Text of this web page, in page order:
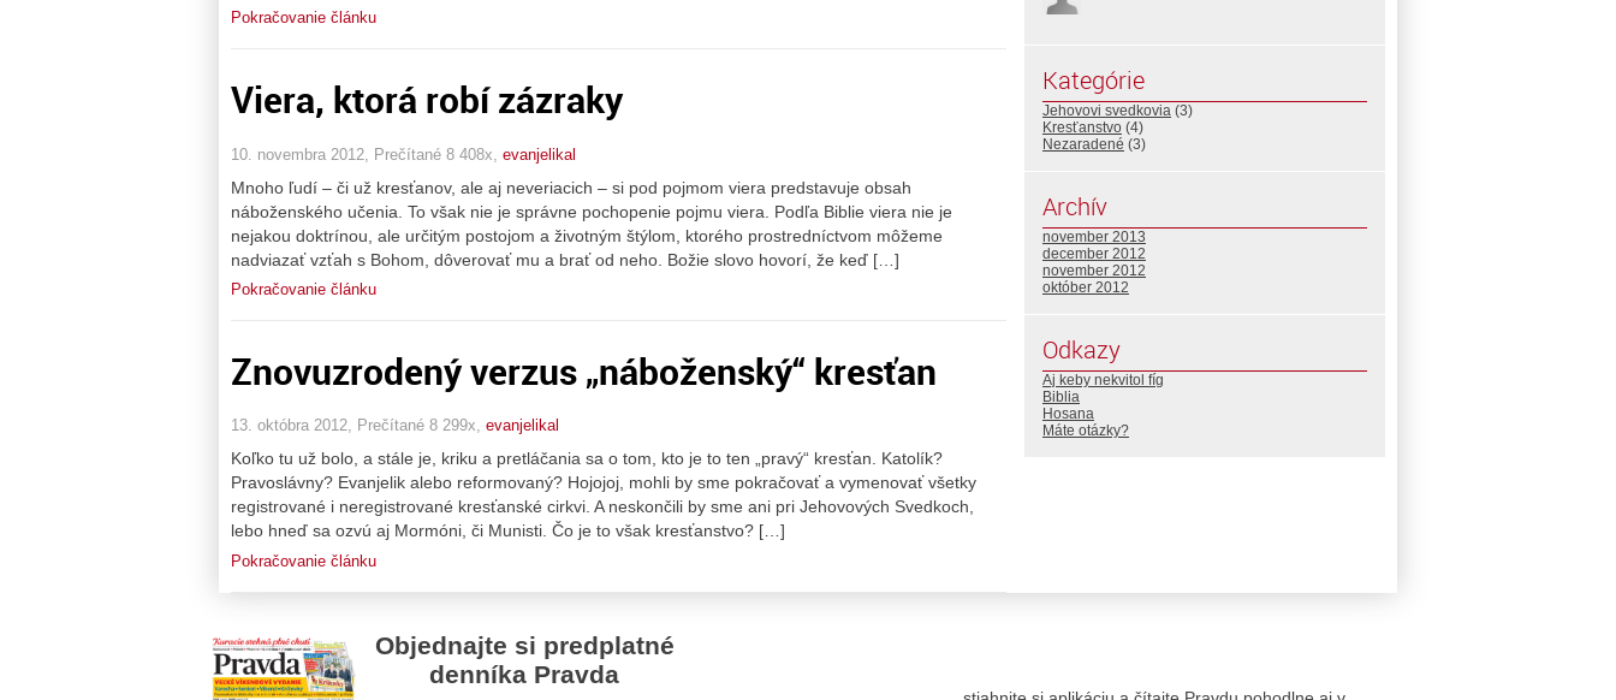
Pokračovanie článku
Viera, ktorá robí zázraky
10. novembra 2012, Prečítané 8 408x, evanjelikal
Mnoho ľudí – či už kresťanov, ale aj neveriacich – si pod pojmom viera predstavuje obsah
náboženského učenia. To však nie je správne pochopenie pojmu viera. Podľa Biblie viera nie je
nejakou doktrínou, ale určitým postojom a životným štýlom, ktorého prostredníctvom môžeme
nadviazať vzťah s Bohom, dôverovať mu a brať od neho. Božie slovo hovorí, že keď […]
Pokračovanie článku
Znovuzrodený verzus „náboženský“ kresťan
13. októbra 2012, Prečítané 8 299x, evanjelikal
Koľko tu už bolo, a stále je, kriku a pretláčania sa o tom, kto je to ten „pravý“ kresťan. Katolík?
Pravoslávny? Evanjelik alebo reformovaný? Hojojoj, mohli by sme pokračovať a vymenovať všetky
registrované i neregistrované kresťanské cirkvi. A neskončili by sme ani pri Jehovových Svedkoch,
lebo hneď sa ozvú aj Mormóni, či Munisti. Čo je to však kresťanstvo? […]
Pokračovanie článku
Kategórie
Jehovovi svedkovia (3)
Kresťanstvo (4)
Nezaradené (3)
Archív
november 2013
december 2012
november 2012
október 2012
Odkazy
Aj keby nekvitol fíg
Biblia
Hosana
Máte otázky?
Objednajte si predplatné
denníka Pravda